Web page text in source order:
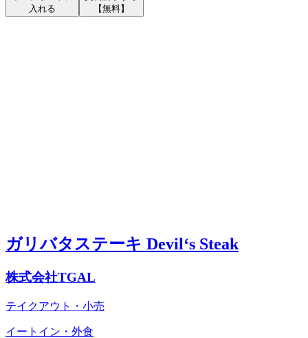
入れる
【無料】
ガリバタステーキ Devil‘s Steak
株式会社TGAL
テイクアウト・小売
イートイン・外食